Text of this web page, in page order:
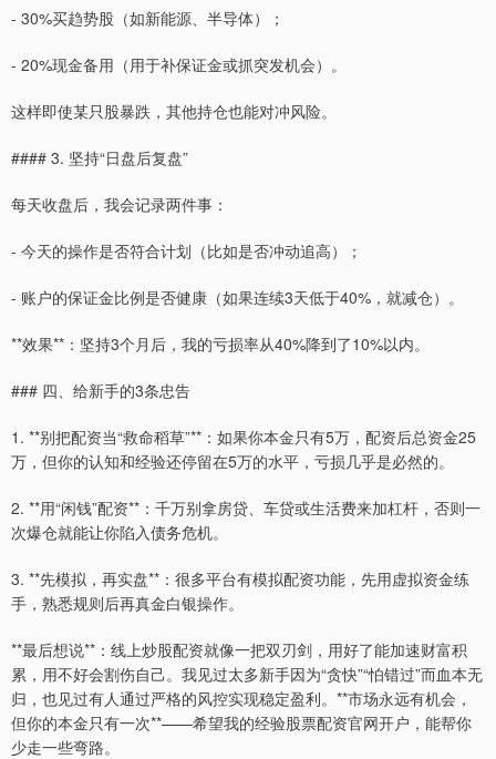
- 30%买趋势股（如新能源、半导体）；
- 20%现金备用（用于补保证金或抓突发机会）。
这样即使某只股暴跌，其他持仓也能对冲风险。
#### 3. 坚持“日盘后复盘”
每天收盘后，我会记录两件事：
- 今天的操作是否符合计划（比如是否冲动追高）；
- 账户的保证金比例是否健康（如果连续3天低于40%，就减仓）。
**效果**：坚持3个月后，我的亏损率从40%降到了10%以内。
### 四、给新手的3条忠告
1. **别把配资当“救命稻草”**：如果你本金只有5万，配资后总资金25
万，但你的认知和经验还停留在5万的水平，亏损几乎是必然的。
2. **用“闲钱”配资**：千万别拿房贷、车贷或生活费来加杠杆，否则一
次爆仓就能让你陷入债务危机。
3. **先模拟，再实盘**：很多平台有模拟配资功能，先用虚拟资金练
手，熟悉规则后再真金白银操作。
**最后想说**：线上炒股配资就像一把双刃剑，用好了能加速财富积
累，用不好会割伤自己。我见过太多新手因为“贪快”“怕错过”而血本无
归，也见过有人通过严格的风控实现稳定盈利。**市场永远有机会，
但你的本金只有一次**——希望我的经验股票配资官网开户，能帮你
少走一些弯路。